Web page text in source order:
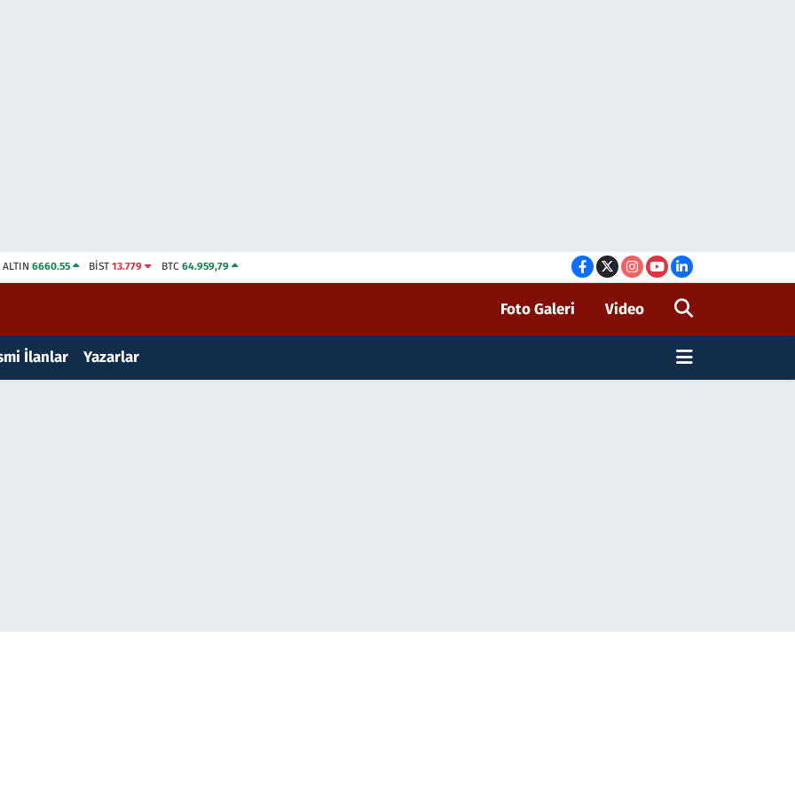
ALTIN 6660.55 BİST13.779 BTC 64.959,79
Foto Galeri Video
İlanlar Yazarlar